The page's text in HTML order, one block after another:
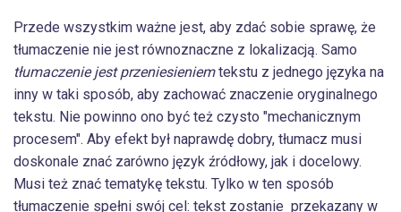
Przede wszystkim ważne jest, aby zdać sobie sprawę, że
tłumaczenie nie jest równoznaczne z lokalizacją. Samo
tłumaczenie jest przeniesieniemtekstu z jednego języka na
inny w taki sposób, aby zachować znaczenie oryginalnego
tekstu. Nie powinno ono być też czysto "mechanicznym
procesem". Aby efekt był naprawdę dobry, tłumacz musi
doskonale znać zarówno język źródłowy, jak i docelowy.
Musi też znać tematykę tekstu. Tylko w ten sposób
tłumaczenie spełni swój cel: tekst zostanie przekazany w